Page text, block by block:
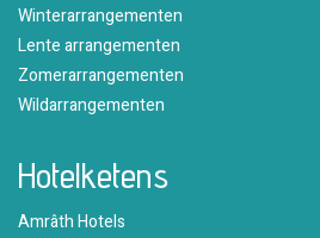
Winterarrangementen
Lente arrangementen
Zomerarrangementen
Wildarrangementen
Hotelketens
Amrâth Hotels